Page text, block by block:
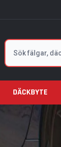
Sök
DÄCKBYTE